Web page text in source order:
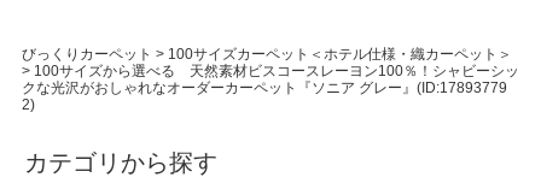
びっくりカーペット > 100サイズカーペット＜ホテル仕様・織カーペット＞
> 100サイズから選べる 天然素材ビスコースレーヨン100％！シャビーシッ
クな光沢がおしゃれなオーダーカーペット『ソニア グレー』(ID:17893779
2)
カテゴリから探す